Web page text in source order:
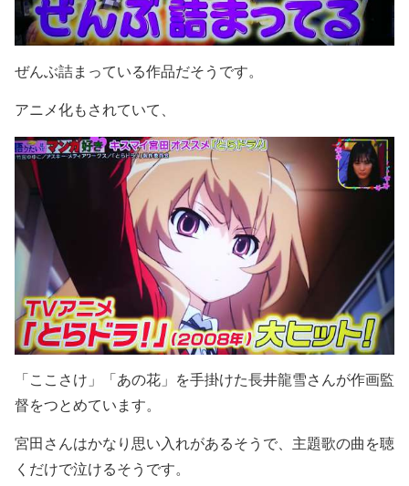
ぜんぶ詰まっている作品だそうです。
アニメ化もされていて、
「ここさけ」「あの花」を手掛けた長井龍雪さんが作画監
督をつとめています。
宮田さんはかなり思い入れがあるそうで、主題歌の曲を聴
くだけで泣けるそうです。